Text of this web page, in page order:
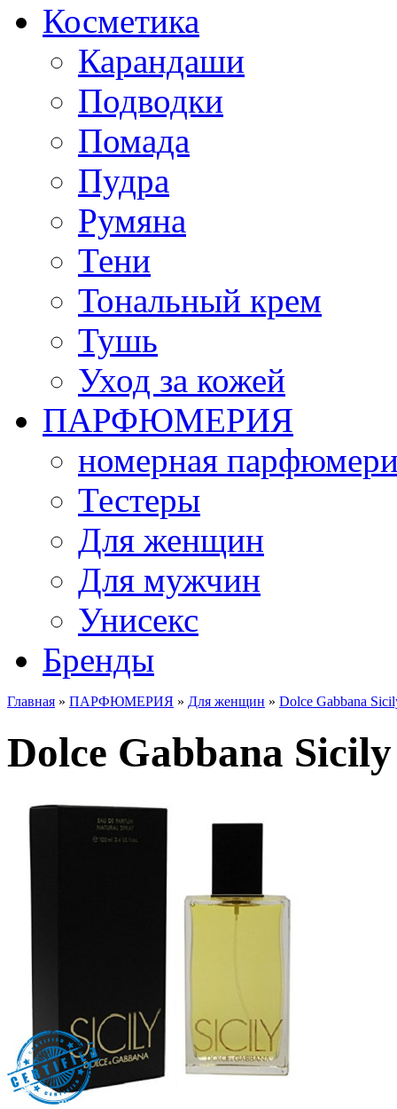
Косметика
Карандаши
Подводки
Помада
Пудра
Румяна
Тени
Тональный крем
Тушь
Уход за кожей
ПАРФЮМЕРИЯ
номерная
Тестеры
Для женщин
Для мужчин
Унисекс
Бренды
Главная » ПАРФЮМЕРИЯ » Для женщин » Dolce Gabbana
Dolce Gabbana